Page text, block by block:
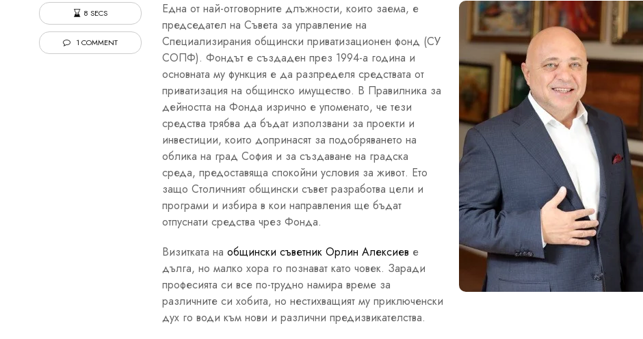
8 SECS
1 COMMENT
Една от най-отговорните длъжности, които заема, е
председател на Съвета за управление на
Специализирания общински приватизационен фонд (СУ
СОПФ). Фондът е създаден през 1994-а година и
основната му функция е да разпределя средствата от
приватизация на общинско имущество. В Правилника за
дейността на Фонда изрично е упоменато, че тези
средства трябва да бъдат използвани за проекти и
инвестиции, които допринасят за подобряването на
облика на град София и за създаване на градска
среда, предоставяща спокойни условия за живот. Ето
защо Столичният общински съвет разработва цели и
програми и избира в кои направления ще бъдат
отпуснати средства чрез Фонда.
Визитката на общински съветник Орлин Алексиев е
дълга, но малко хора го познават като човек. Заради
професията си все по-трудно намира време за
различните си хобита, но нестихващият му приключенски
дух го води към нови и различни предизвикателства.